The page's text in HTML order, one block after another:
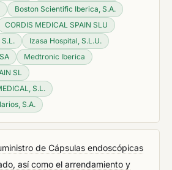
Boston Scientific Iberica, S.A.
CORDIS MEDICAL SPAIN SLU
S.L.
Izasa Hospital, S.L.U.
Medtronic Iberica
SL
S.L.
S.A.
de Cápsulas endoscópicas
así como el arrendamiento y